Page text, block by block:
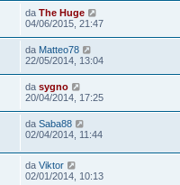
da The Huge
04/06/2015, 21:47
da Matteo78
22/05/2014, 13:04
da sygno
20/04/2014, 17:25
da Saba88
02/04/2014, 11:44
da Viktor
02/01/2014, 10:13